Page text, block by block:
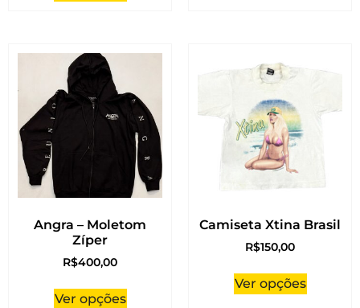
Angra – Moletom
Zíper
R$400,00
Ver opções
Camiseta Xtina Brasil
R$150,00
Ver opções